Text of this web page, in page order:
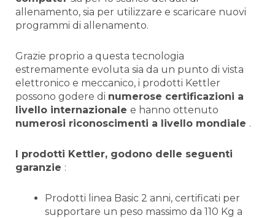
allenamento, sia per utilizzare e scaricare nuovi
programmi di allenamento.
Grazie proprio a questa tecnologia
estremamente evoluta sia da un punto di vista
elettronico e meccanico, i prodotti Kettler
possono godere di numerose certificazioni a
livello internazionale e hanno ottenuto
numerosi riconoscimenti a livello mondiale .
I prodotti Kettler, godono delle seguenti
garanzie :
Prodotti linea Basic 2 anni, certificati per
supportare un peso massimo da 110 Kg a